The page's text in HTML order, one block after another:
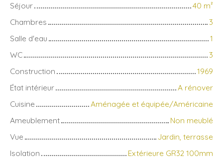
Séjour
40 m²
Chambres
3
Salle d'eau
1
WC
3
Construction
1969
État intérieur
A rénover
Cuisine
Aménagée et équipée/Américaine
Ameublement
Non meublé
Vue
Jardin, terrasse
Isolation
Extérieure GR32 100mm